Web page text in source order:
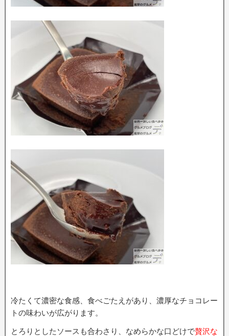
冷たくて濃密な食感、食べごたえがあり、濃厚なチョコレー
トの味わいが広がります。
とろりとしたソースも合わさり、なめらかな口どけで贅沢な